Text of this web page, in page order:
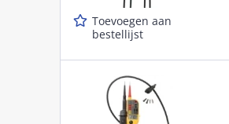
Toevoegen aan
bestellijst